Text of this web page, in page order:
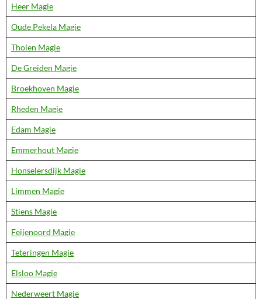
Heer Magie
Oude Pekela Magie
Tholen Magie
De Greiden Magie
Broekhoven Magie
Rheden Magie
Edam Magie
Emmerhout Magie
Honselersdijk Magie
Limmen Magie
Stiens Magie
Feijenoord Magie
Teteringen Magie
Elsloo Magie
Nederweert Magie